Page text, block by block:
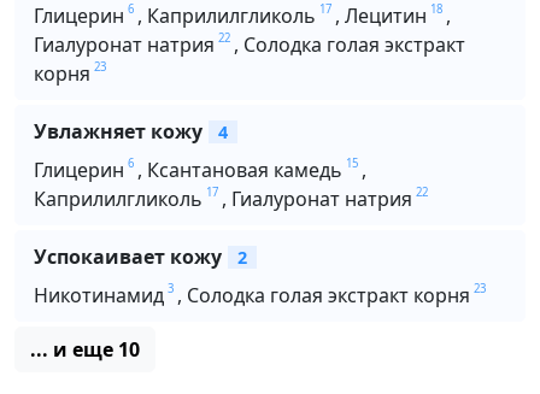
Глицерин 6 , Каприлилгликоль 17 , Лецитин 18 ,
Гиалуронат натрия 22 , Солодка голая экстракт
корня 23
Увлажняет кожу 4
Глицерин 6 , Ксантановая камедь 15 ,
Каприлилгликоль 17 , Гиалуронат натрия 22
Успокаивает кожу 2
Никотинамид3 , Солодка голая экстракт корня 23
... и еще 10